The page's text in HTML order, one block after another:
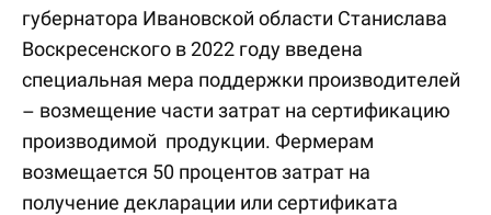
губернатора Ивановской области Станислава
Воскресенского в 2022 году введена
специальная мера поддержки производителей
– возмещение части затрат на сертификацию
производимой продукции. Фермерам
возмещается 50 процентов затрат на
получение декларации или сертификата